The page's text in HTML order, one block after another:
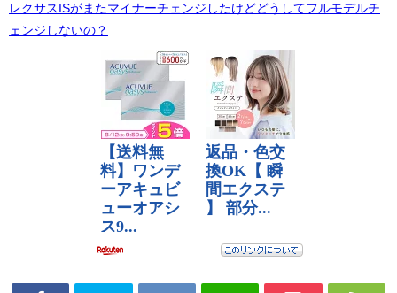
レクサスISがまたマイナーチェンジしたけどどうしてフルモデルチ
ェンジしないの？